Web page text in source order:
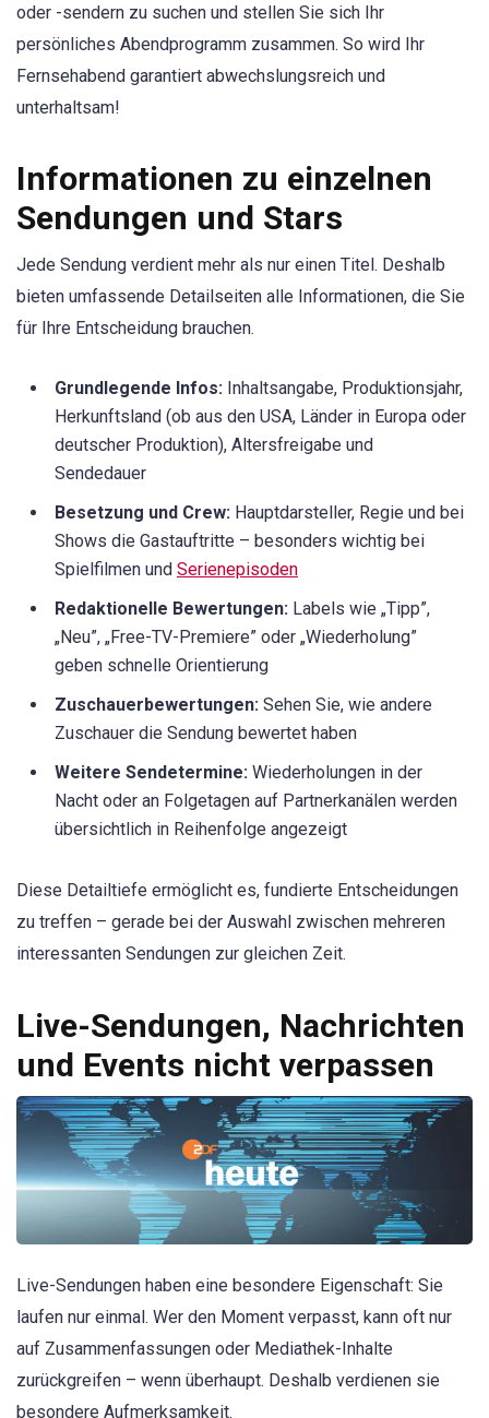
oder -sendern zu suchen und stellen Sie sich Ihr
persönliches Abendprogramm zusammen. So wird Ihr
Fernsehabend garantiert abwechslungsreich und
unterhaltsam!
Informationen zu einzelnen
Sendungen und Stars
Jede Sendung verdient mehr als nur einen Titel. Deshalb
bieten umfassende Detailseiten alle Informationen, die Sie
für Ihre Entscheidung brauchen.
Grundlegende Infos: Inhaltsangabe, Produktionsjahr,
Herkunftsland (ob aus den USA, Länder in Europa oder
deutscher Produktion), Altersfreigabe und
Sendedauer
Besetzung und Crew: Hauptdarsteller, Regie und bei
Shows die Gastauftritte – besonders wichtig bei
Spielfilmen und Serienepisoden
Redaktionelle Bewertungen: Labels wie „Tipp”,
„Neu”, „Free-TV-Premiere” oder „Wiederholung”
geben schnelle Orientierung
Zuschauerbewertungen: Sehen Sie, wie andere
Zuschauer die Sendung bewertet haben
Weitere Sendetermine: Wiederholungen in der
Nacht oder an Folgetagen auf Partnerkanälen werden
übersichtlich in Reihenfolge angezeigt
Diese Detailtiefe ermöglicht es, fundierte Entscheidungen
zu treffen – gerade bei der Auswahl zwischen mehreren
interessanten Sendungen zur gleichen Zeit.
Live-Sendungen, Nachrichten
und Events nicht verpassen
Live-Sendungen haben eine besondere Eigenschaft: Sie
laufen nur einmal. Wer den Moment verpasst, kann oft nur
auf Zusammenfassungen oder Mediathek-Inhalte
zurückgreifen – wenn überhaupt. Deshalb verdienen sie
besondere Aufmerksamkeit.